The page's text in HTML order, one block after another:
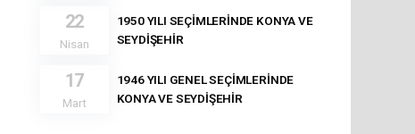
22
Nisan
1950 YILI SEÇİMLERİNDE KONYA VE
SEYDİŞEHİR
17
Mart
1946 YILI GENEL SEÇİMLERİNDE
KONYA VE SEYDİŞEHİR